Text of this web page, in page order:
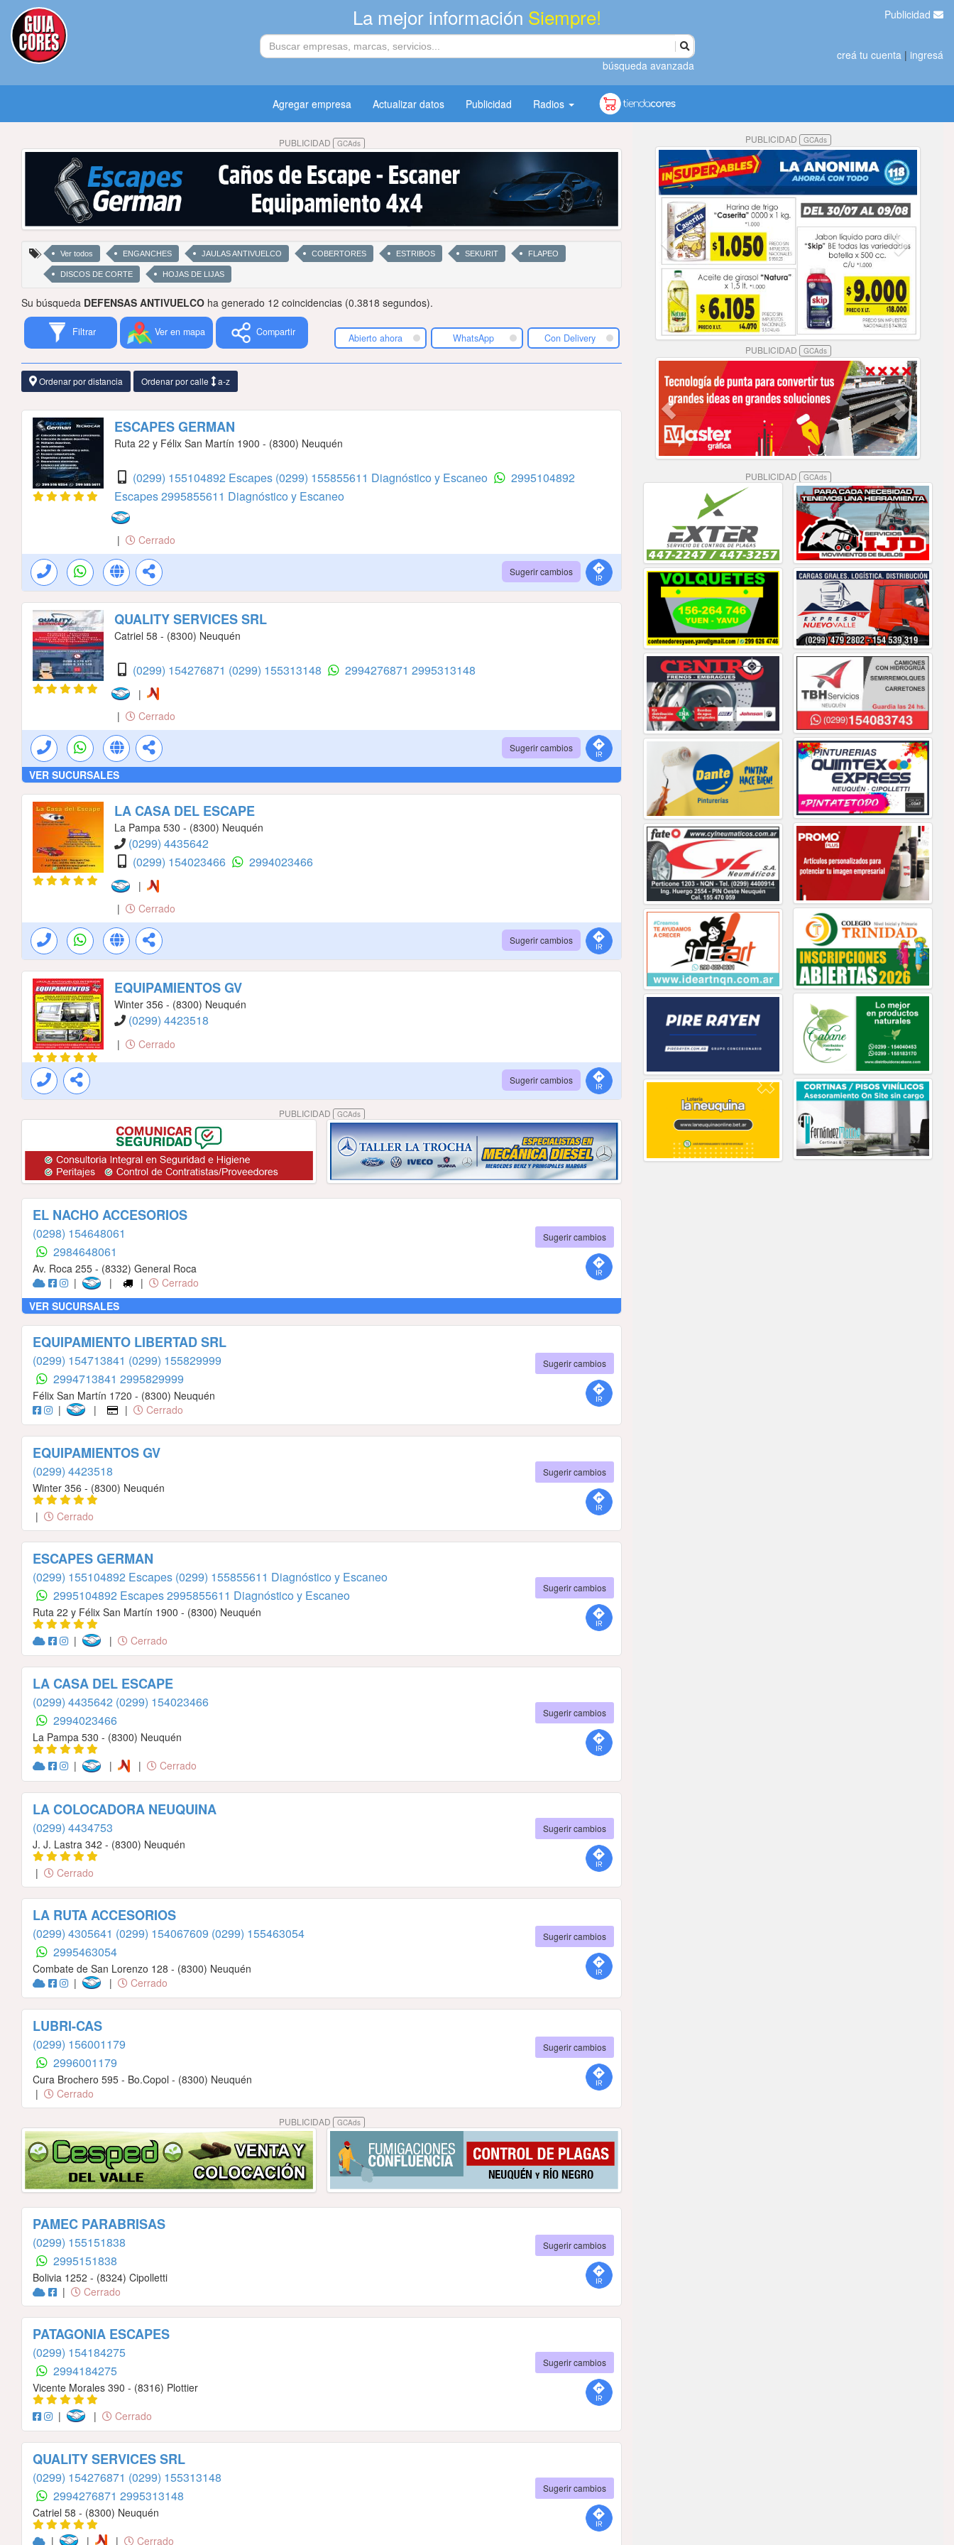
La mejor información Siempre!
búsqueda avanzada
Publicidad
creá tu cuenta | ingresá
Agregar empresa Actualizar datos Publicidad Radios
PUBLICIDAD GCAds
Ver todos ENGANCHES JAULAS ANTIVUELCO COBERTORES ESTRIBOS SEKURIT FLAPEO
DISCOS DE CORTE HOJAS DE LIJAS
Su búsqueda DEFENSAS ANTIVUELCO ha generado 12 coincidencias (0.3818 segundos).
Filtrar Ver en mapa Compartir Abierto ahora WhatsApp Con Delivery
Ordenar por distancia Ordenar por calle a-z
ESCAPES GERMAN
Ruta 22 y Félix San Martín 1900 - (8300) Neuquén
(0299) 155104892 Escapes (0299) 155855611 Diagnóstico y Escaneo
2995104892
Escapes2995855611 Diagnóstico y Escaneo
| Cerrado
Sugerir cambios
QUALITY SERVICES SRL
Catriel 58 - (8300) Neuquén
(0299) 154276871 (0299) 155313148 2994276871 2995313148
|
|
Cerrado
Sugerir cambios
VER SUCURSALES
LA CASA DEL ESCAPE
La Pampa 530 - (8300) Neuquén
(0299) 4435642
(0299) 154023466
2994023466
|
|
Cerrado
Sugerir cambios
EQUIPAMIENTOS GV
Winter 356 - (8300) Neuquén
(0299) 4423518
| Cerrado
Sugerir cambios
PUBLICIDAD GCAds
EL NACHO ACCESORIOS
(0298) 154648061
2984648061
Av. Roca 255 - (8332) General Roca
|
| | Cerrado
Sugerir cambios
VER SUCURSALES
EQUIPAMIENTO LIBERTAD SRL
(0299) 154713841 (0299) 155829999
2994713841 2995829999
Félix San Martín 1720 - (8300) Neuquén
|
| | Cerrado
Sugerir cambios
EQUIPAMIENTOS GV
(0299) 4423518
Winter 356 - (8300) Neuquén
|
Cerrado
Sugerir cambios
ESCAPES GERMAN
(0299) 155104892 Escapes (0299) 155855611 Diagnóstico y Escaneo
2995104892 Escapes2995855611 Diagnóstico y Escaneo
Ruta 22 y Félix San Martín 1900 - (8300) Neuquén
|
| Cerrado
Sugerir cambios
LA CASA DEL ESCAPE
(0299) 4435642 (0299) 154023466
2994023466
La Pampa 530 - (8300) Neuquén
|
| | Cerrado
Sugerir cambios
LA COLOCADORA NEUQUINA
(0299) 4434753
J. J. Lastra 342 - (8300) Neuquén
|
Cerrado
Sugerir cambios
LA RUTA ACCESORIOS
(0299) 4305641 (0299) 154067609 (0299) 155463054
2995463054
Combate de San Lorenzo 128 - (8300) Neuquén
|
| Cerrado
Sugerir cambios
LUBRI-CAS
(0299) 156001179
2996001179
Cura Brochero 595 - Bo.Copol - (8300) Neuquén
|
Cerrado
Sugerir cambios
PUBLICIDAD GCAds
PAMEC PARABRISAS
(0299) 155151838
2995151838
Bolivia 1252 - (8324) Cipolletti
|
Cerrado
Sugerir cambios
PATAGONIA ESCAPES
(0299) 154184275
2994184275
Vicente Morales 390 - (8316) Plottier
|
| Cerrado
Sugerir cambios
QUALITY SERVICES SRL
(0299) 154276871 (0299) 155313148
2994276871 2995313148
Catriel 58 - (8300) Neuquén
|
| | Cerrado
Sugerir cambios
PUBLICIDAD GCAds
PUBLICIDAD GCAds
PUBLICIDAD GCAds